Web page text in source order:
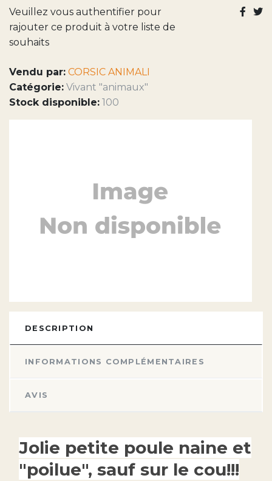
Veuillez vous authentifier pour
rajouter ce produit à votre liste de
souhaits
Vendu par: CORSIC ANIMALI
Catégorie: Vivant "animaux"
Stock disponible: 100
DESCRIPTION
INFORMATIONS COMPLÉMENTAIRES
AVIS
Jolie petite poule naine et
"poilue", sauf sur le cou!!!